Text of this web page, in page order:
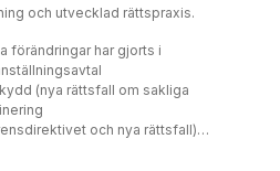
och den
betydelse som lagstiftningen
har. Därmed
också relevanta regler i främst
Stockholm i
Iseskog
och utvecklad rättspraxis.
förändringar har gjorts i
(nya rättsfall om sakliga
och nya rättsfall),